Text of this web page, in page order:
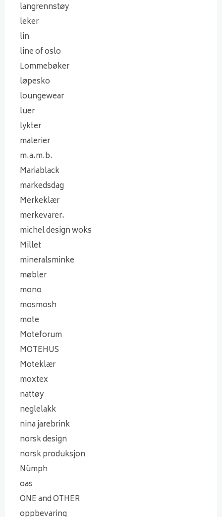
langrennstøy
leker
lin
line of oslo
Lommebøker
løpesko
loungewear
luer
lykter
malerier
m.a.m.b.
Mariablack
markedsdag
Merkeklær
merkevarer.
michel design woks
Millet
mineralsminke
møbler
mono
mosmosh
mote
Moteforum
MOTEHUS
Moteklær
moxtex
nattøy
neglelakk
nina jarebrink
norsk design
norsk produksjon
Nümph
oas
ONE and OTHER
oppbevaring